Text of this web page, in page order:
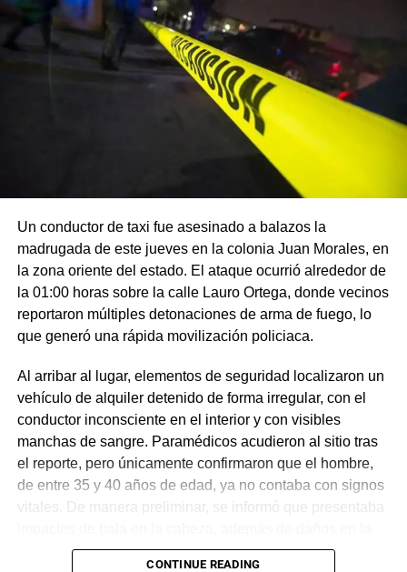
Un conductor de taxi fue asesinado a balazos la
madrugada de este jueves en la colonia Juan Morales, en
la zona oriente del estado. El ataque ocurrió alrededor de
la 01:00 horas sobre la calle Lauro Ortega, donde vecinos
reportaron múltiples detonaciones de arma de fuego, lo
que generó una rápida movilización policiaca.
Al arribar al lugar, elementos de seguridad localizaron un
vehículo de alquiler detenido de forma irregular, con el
conductor inconsciente en el interior y con visibles
manchas de sangre. Paramédicos acudieron al sitio tras
el reporte, pero únicamente confirmaron que el hombre,
de entre 35 y 40 años de edad, ya no contaba con signos
vitales. De manera preliminar, se informó que presentaba
puerta del lado del conductor.
CONTINUE READING